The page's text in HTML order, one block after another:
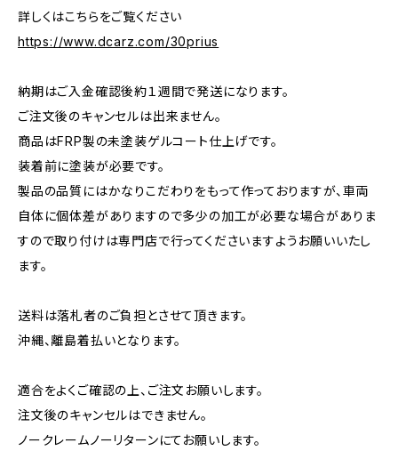
詳しくはこちらをご覧ください
https://www.dcarz.com/30prius
納期はご入金確認後約１週間で発送になります。
ご注文後のキャンセルは出来ません。
商品はFRP製の未塗装ゲルコート仕上げです。
装着前に塗装が必要です。
製品の品質にはかなりこだわりをもって作っておりますが、車両
自体に個体差がありますので多少の加工が必要な場合がありま
すので取り付けは専門店で行ってくださいますようお願いいたし
ます。
送料は落札者のご負担とさせて頂きます。
沖縄、離島着払いとなります。
適合をよくご確認の上、ご注文お願いします。
注文後のキャンセルはできません。
ノークレームノーリターンにてお願いします。